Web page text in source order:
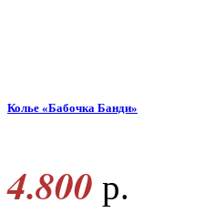
Колье «Бабочка Банди»
4.800 р.